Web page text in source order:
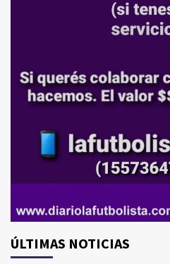
ÚLTIMAS NOTICIAS